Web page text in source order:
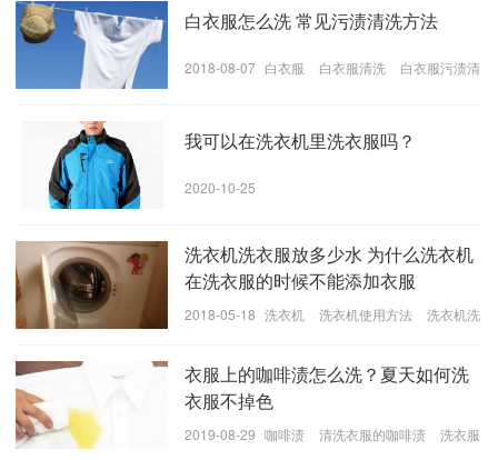
有些衣服其实是新的但也会有一种异味的感觉，或者是
当你的衣服晾晒的方式不正确的话也会产生难闻的气
味，这些奇怪的味道要怎么去除呢?尽量选择用白醋和水
用水多次的过滤清洗，洗完以后放到太阳下或者通风的
地方晾干吧。
4.口红印
白衣服怎么洗 常见污渍清洗方法
2018-08-07 白衣服 白衣服清洗
白衣服污渍清
我可以在洗衣机里洗衣服吗？
2020-10-25
洗衣机洗衣服放多少水 为什么洗衣机
在洗衣服的时候不能添加衣服
2018-05-18 洗衣机 洗衣机使用方法
洗衣机洗
衣服上的咖啡渍怎么洗？夏天如何洗
衣服不掉色
2019-08-29 咖啡渍 清洗衣服的咖啡渍
洗衣服